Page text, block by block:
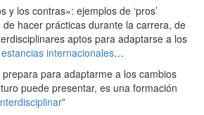
y los contras»: ejemplos de ‘pros’
hacer prácticas durante la carrera, de
aptos para adaptarse a los
estancias internacionales…
prepara para adaptarme a los cambios
puede presentar, es una formación
”